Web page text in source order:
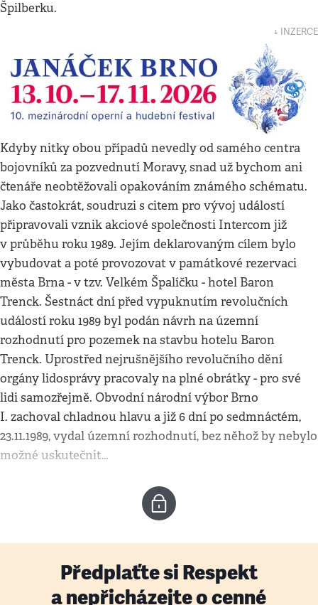
Špilberku.
↓ INZERCE
Kdyby nitky obou případů nevedly od samého centra
bojovníků za pozvednutí Moravy, snad už bychom ani
čtenáře neobtěžovali opakováním známého schématu.
Jako častokrát, soudruzi s citem pro vývoj událostí
připravovali vznik akciové společnosti Intercom již
v průběhu roku 1989. Jejím deklarovaným cílem bylo
vybudovat a poté provozovat v památkové rezervaci
města Brna - v tzv. Velkém Špalíčku - hotel Baron
Trenck. Šestnáct dní před vypuknutím revolučních
událostí roku 1989 byl podán návrh na územní
rozhodnutí pro pozemek na stavbu hotelu Baron
Trenck. Uprostřed nejrušnějšího revolučního dění
orgány lidosprávy pracovaly na plné obrátky - pro své
lidi samozřejmě. Obvodní národní výbor Brno
I. zachoval chladnou hlavu a již 6 dní po sedmnáctém,
23.11.1989, vydal územní rozhodnutí, bez něhož by nebylo
možné uskutečnit…
Předplaťte si Respekt
a nepřicházejte o cenné